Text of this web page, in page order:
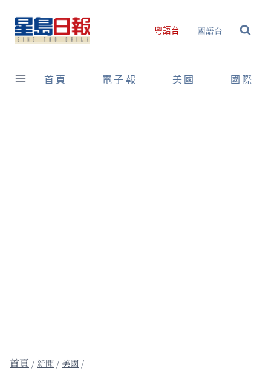
content
粵語台 國語台
首頁 電子報 美國 國際
/新聞 / 美國 /